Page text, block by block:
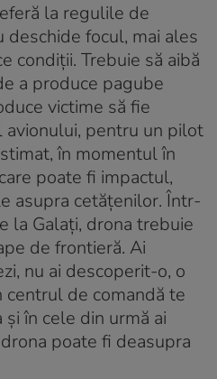
la regulile de
deschide focul, mai ales
condiții. Trebuie să aibă
a produce pagube
victime să fie
avionului, pentru un pilot
în momentul în
poate fi impactul,
asupra cetățenilor. Într-
la Galați, drona trebuie
de frontieră. Ai
nu ai descoperit-o, o
centrul de comandă te
în cele din urmă ai
poate fi deasupra